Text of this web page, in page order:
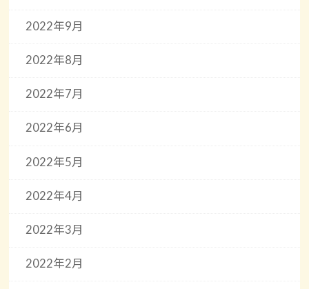
2022年9月
2022年8月
2022年7月
2022年6月
2022年5月
2022年4月
2022年3月
2022年2月